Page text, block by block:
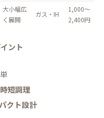
大小幅広
く展開
ガス・IH
1,000〜
2,400円
ント
時短調理
クト設計